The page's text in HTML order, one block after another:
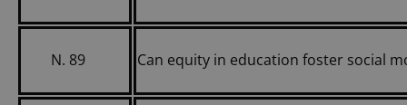
N. 89 Can equity in education foster social